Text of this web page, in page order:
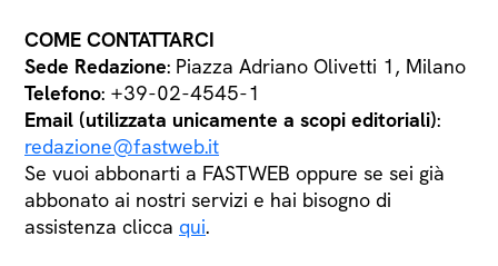
COME CONTATTARCI
Sede Redazione: Piazza Adriano Olivetti 1, Milano
Telefono: +39-02-4545-1
Email (utilizzata unicamente a scopi editoriali):
redazione@fastweb.it
Se vuoi abbonarti a FASTWEB oppure se sei già
abbonato ai nostri servizi e hai bisogno di
assistenza clicca qui.